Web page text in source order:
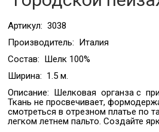
Артикул: 3038
Производитель: Италия
Состав: Шелк 100%
Ширина: 1.5 м.
Описание: Шелковая органза с
Ткань не просвечивает,
смотреться в отрезном платье по
легком летнем пальто. Создайте